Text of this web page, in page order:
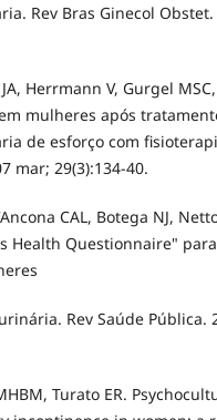
Rev Bras Ginecol Obstet.
Herrmann V, Gurgel
mulheres após
de esforço com
mar; 29(3):134-40.
CAL, Botega NJ,
Health Questionnaire"
Rev Saúde Pública.
Turato ER.